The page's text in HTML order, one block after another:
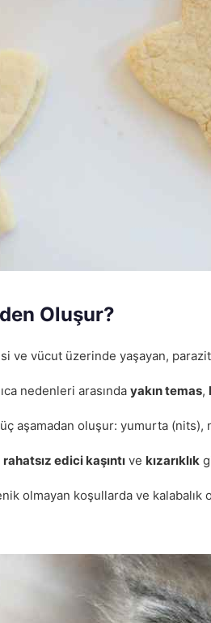
Oluşur?
ve vücut üzerinde yaşayan,
nedenleri arasında yakın temas,
üç aşamadan oluşur: yumurta (nits),
rahatsız edici kaşıntı ve kızarıklık
olmayan koşullarda ve kalabalık